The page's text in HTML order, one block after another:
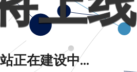
正在建设中...